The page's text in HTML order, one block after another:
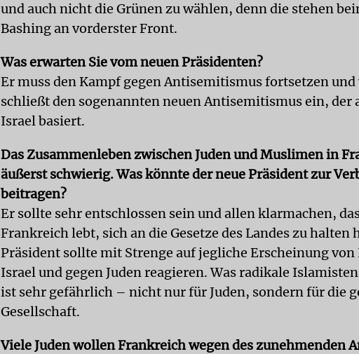
und auch nicht die Grünen zu wählen, denn die stehen
Bashing an vorderster Front.
Was erwarten Sie vom neuen Präsidenten?
Er muss den Kampf gegen Antisemitismus fortsetzen und
schließt den sogenannten neuen Antisemitismus ein, der
Israel basiert.
Das Zusammenleben zwischen Juden und Muslimen in
äußerst schwierig. Was könnte der neue Präsident zur
beitragen?
Er sollte sehr entschlossen sein und allen klarmachen,
Frankreich lebt, sich an die Gesetze des Landes zu halten
Präsident sollte mit Strenge auf jegliche Erscheinung von
Israel und gegen Juden reagieren. Was radikale
ist sehr gefährlich – nicht nur für Juden, sondern für die
Gesellschaft.
Viele Juden wollen Frankreich wegen des zunehmenden